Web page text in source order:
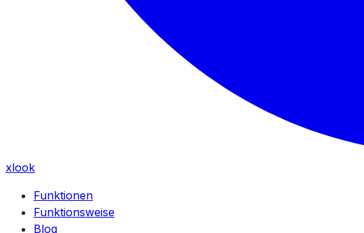
xlook
Funktionen
Funktionsweise
Blog